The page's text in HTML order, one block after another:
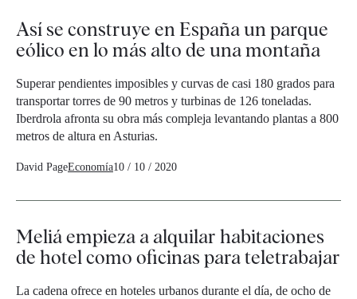
Así se construye en España un parque
eólico en lo más alto de una montaña
Superar pendientes imposibles y curvas de casi 180 grados para
transportar torres de 90 metros y turbinas de 126 toneladas.
Iberdrola afronta su obra más compleja levantando plantas a 800
metros de altura en Asturias.
David PageEconomía10 / 10 / 2020
Meliá empieza a alquilar habitaciones
de hotel como oficinas para teletrabajar
La cadena ofrece en hoteles urbanos durante el día, de ocho de